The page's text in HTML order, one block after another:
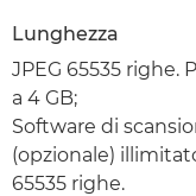
Lunghezza
JPEG 65535 righe.
a 4 GB;
Software di
(opzionale)
65535 righe.